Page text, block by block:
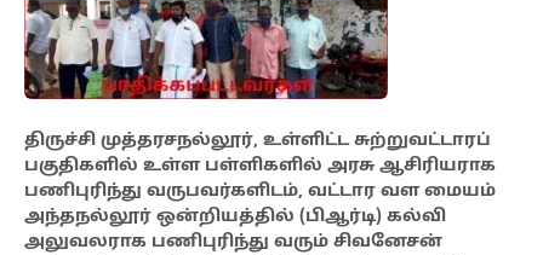
திருச்சி முத்தரசநல்லூர், உள்ளிட்ட சுற்றுவட்டாரப்
பகுதிகளில் உள்ள பள்ளிகளில் அரசு ஆசிரியராக
பணிபுரிந்து வருபவர்களிடம், வட்டார வள மையம்
அந்தநல்லூர் ஒன்றியத்தில் (பிஆர்டி) கல்வி
அலுவலராக பணிபுரிந்து வரும் சிவனேசன்